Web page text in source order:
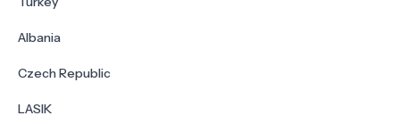
Albania
Czech Republic
LASIK